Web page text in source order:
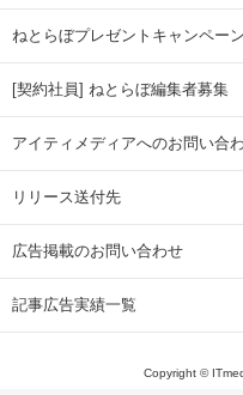
ねとらぼプレゼントキャンペー
[契約社員] ねとらぼ編集者募集
アイティメディアへのお問い合
リリース送付先
広告掲載のお問い合わせ
記事広告実績一覧
Copyright ©